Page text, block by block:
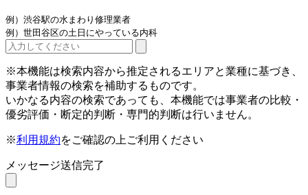
例）渋谷駅の水まわり修理業者
例）世田谷区の土日にやっている内科
※本機能は検索内容から推定されるエリアと業種に基づき、
事業者情報の検索を補助するものです。
いかなる内容の検索であっても、本機能では事業者の比較・
優劣評価・断定的判断・専門的判断は行いません。
※利用規約をご確認の上ご利用ください
メッセージ送信完了